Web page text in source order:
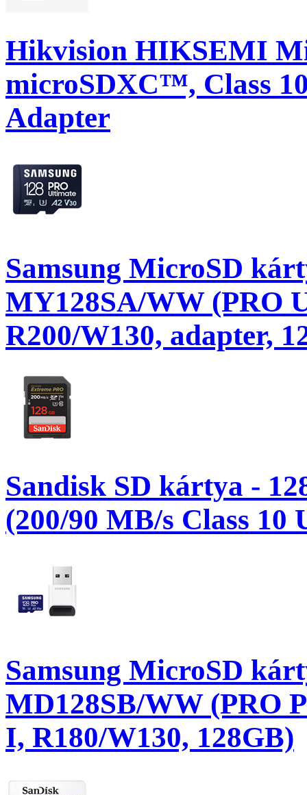
Hikvision HIKSEMI
microSDXC™, Class
Adapter
Samsung MicroSD
MY128SA/WW (PRO
R200/W130, adapter,
Sandisk SD kártya -
(200/90 MB/s Class 10
Samsung MicroSD
MD128SB/WW (PRO
I, R180/W130, 128GB)